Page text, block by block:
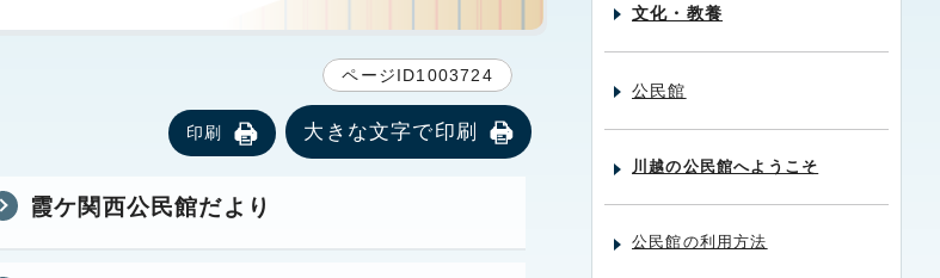
ページID1003724
印刷 大きな文字で印刷
霞ケ関西公民館だより
文化・教養
公民館
川越の公民館へようこそ
公民館の利用方法